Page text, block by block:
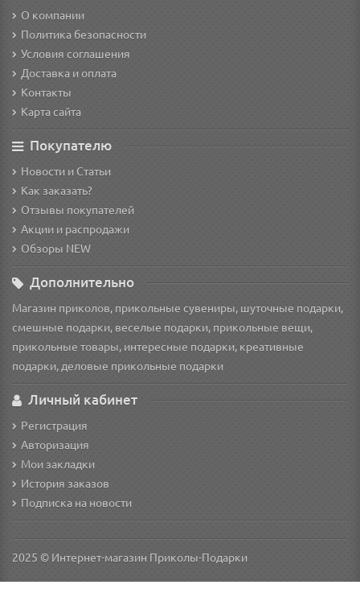
О компании
Политика безопасности
Условия соглашения
Доставка и оплата
Контакты
Карта сайта
Покупателю
Новости и Статьи
Как заказать?
Отзывы покупателей
Акции и распродажи
Обзоры NEW
Дополнительно
Магазин приколов, прикольные сувениры, шуточные подарки,
смешные подарки, веселые подарки, прикольные вещи,
прикольные товары, интересные подарки, креативные
подарки, деловые прикольные подарки
Личный кабинет
Регистрация
Авторизация
Мои закладки
История заказов
Подписка на новости
2025 © Интернет-магазин Приколы-Подарки